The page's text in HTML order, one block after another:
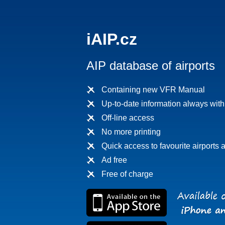
iAIP.cz
AIP database of airports
Containing new VFR Manual
Up-to-date information always
Off-line access
No more printing
Quick access to favourite airports
Ad free
Free of charge